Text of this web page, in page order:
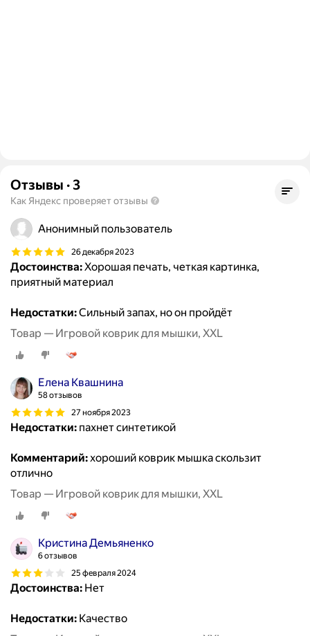
Отзывы · 3
Как Яндекс проверяет отзывы
Анонимный пользователь
26 декабря 2023
Достоинства:Хорошая печать, четкая картинка,
приятный материал
Недостатки:Сильный запах, но он пройдёт
Товар — Игровой коврик для мышки, XXL
Елена Квашнина
58 отзывов
27 ноября 2023
Недостатки: пахнет синтетикой
Комментарий:хороший коврик мышка скользит
отлично
Товар — Игровой коврик для мышки, XXL
Кристина Демьяненко
6 отзывов
25 февраля 2024
Достоинства: Нет
Недостатки: Качество